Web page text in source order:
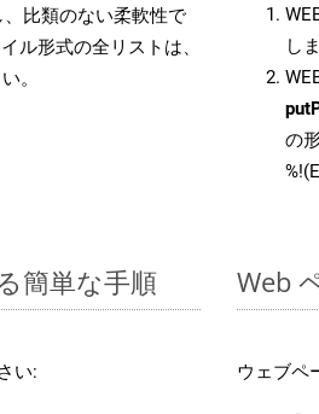
比類のない柔軟性で
ル形式の全リストは、
。
し
の
簡単な手順
い:
Web
ウェブペ